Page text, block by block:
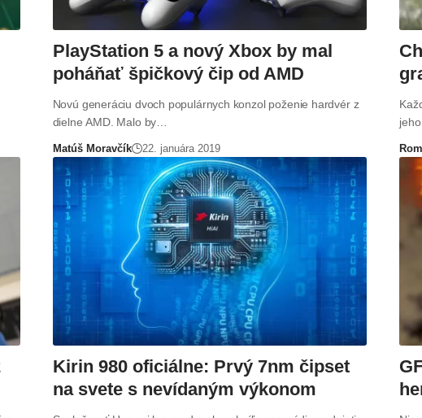
PlayStation 5 a nový Xbox by mal
poháňať špičkový čip od AMD
Novú generáciu dvoch populárnych konzol poženie hardvér z
dielne AMD. Malo by…
Matúš Moravčík 22. januára 2019
Kirin 980 oficiálne: Prvý 7nm čipset
na svete s nevídaným výkonom